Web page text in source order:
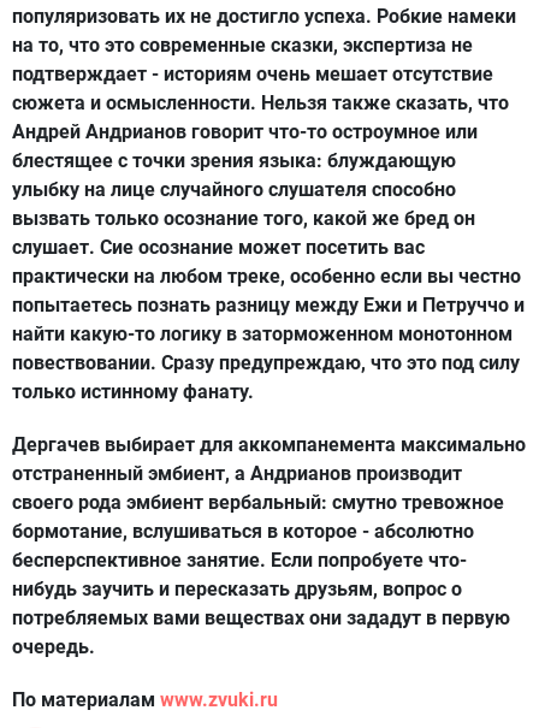
популяризовать их не достигло успеха. Робкие намеки
на то, что это современные сказки, экспертиза не
подтверждает - историям очень мешает отсутствие
сюжета и осмысленности. Нельзя также сказать, что
Андрей Андрианов говорит что-то остроумное или
блестящее с точки зрения языка: блуждающую
улыбку на лице случайного слушателя способно
вызвать только осознание того, какой же бред он
слушает. Сие осознание может посетить вас
практически на любом треке, особенно если вы честно
попытаетесь познать разницу между Ежи и Петруччо и
найти какую-то логику в заторможенном монотонном
повествовании. Сразу предупреждаю, что это под силу
только истинному фанату.
Дергачев выбирает для аккомпанемента максимально
отстраненный эмбиент, а Андрианов производит
своего рода эмбиент вербальный: смутно тревожное
бормотание, вслушиваться в которое - абсолютно
бесперспективное занятие. Если попробуете что-
нибудь заучить и пересказать друзьям, вопрос о
потребляемых вами веществах они зададут в первую
очередь.
По материалам www.zvuki.ru